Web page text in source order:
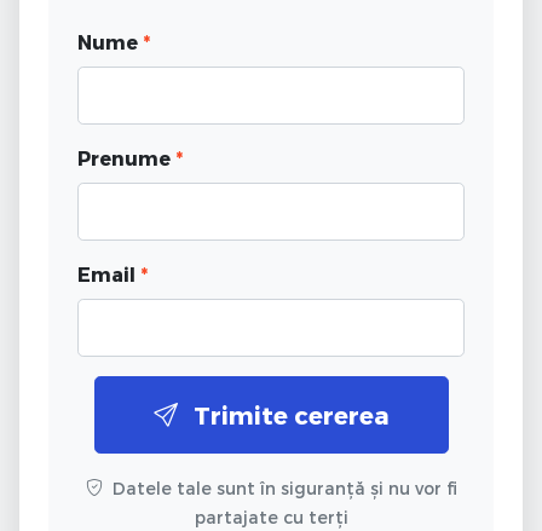
Nume *
Prenume *
Email *
Trimite cererea
Datele tale sunt în siguranță și nu vor fi
partajate cu terți